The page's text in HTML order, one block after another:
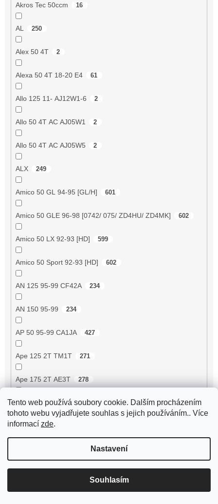
Tento web používá soubory cookie. Dalším procházením
tohoto webu vyjadřujete souhlas s jejich používáním.. Více
informací zde.
Nastavení
Souhlasím
Akros Tec 50ccm 16
AL 250
Alex 50 4T 2
Alexa 50 4T 18-20 E4 61
Allo 125 11- AJ12W1-6 2
Allo 50 4T AC AJ05W1 2
Allo 50 4T AC AJ05W5 2
ALX 249
Amico 50 GL 94-95 [GL/H] 601
Amico 50 GLE 96-98 [0742/ 075/ ZD4HU/ ZD4MK] 602
Amico 50 LX 92-93 [HD] 599
Amico 50 Sport 92-93 [HD] 602
AN 125 95-99 CF42A 234
AN 150 95-99 234
AP 50 95-99 CA1JA 427
Ape 125 2T TM1T 271
Ape 175 2T AE3T 278
Ape 190 2T MPA1T 293
Ape 190 2T MPM1T
293